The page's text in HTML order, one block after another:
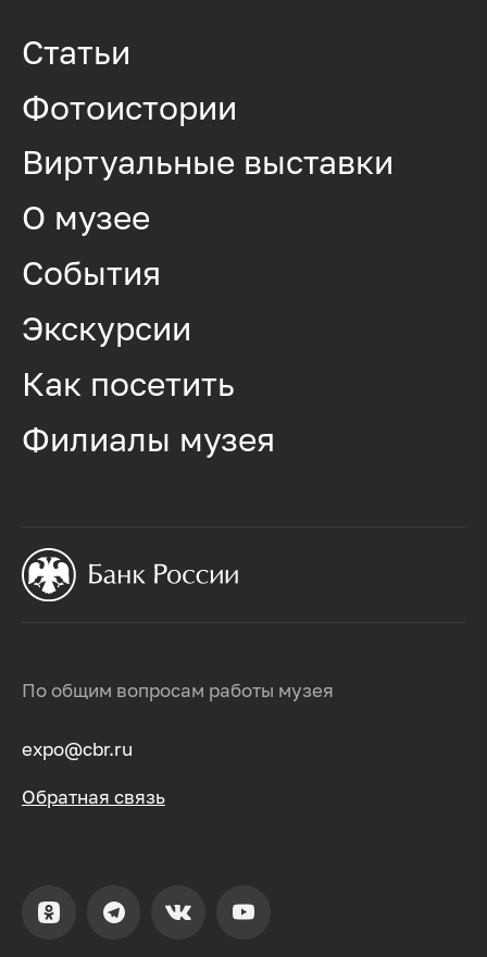
По общим вопросам работы музея
expo@cbr.ru
Обратная связь
Статьи
Фотоистории
Виртуальные выставки
О музее
События
Экскурсии
Как посетить
Филиалы музея